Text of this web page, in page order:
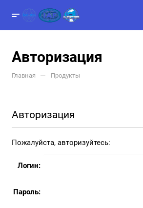
Авторизация
Главная — Продукты
Авторизация
Пожалуйста, авторизуйтесь:
Логин:
Пароль: